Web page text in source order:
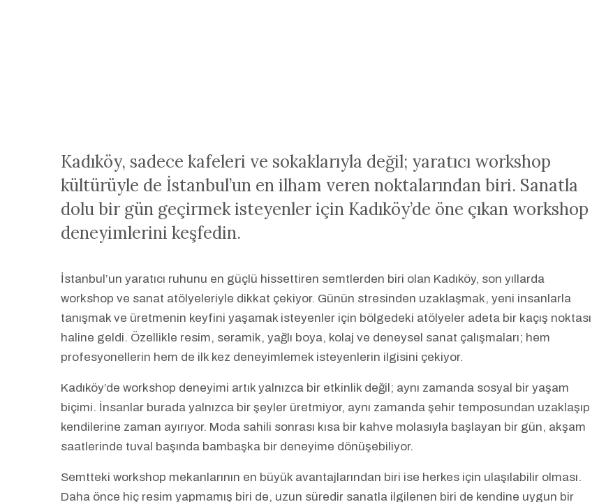
Kadıköy, sadece kafeleri ve sokaklarıyla değil; yaratıcı workshop
kültürüyle de İstanbul’un en ilham veren noktalarından biri. Sanatla
dolu bir gün geçirmek isteyenler için Kadıköy’de öne çıkan workshop
deneyimlerini keşfedin.
İstanbul’un yaratıcı ruhunu en güçlü hissettiren semtlerden biri olan Kadıköy, son yıllarda
workshop ve sanat atölyeleriyle dikkat çekiyor. Günün stresinden uzaklaşmak, yeni insanlarla
tanışmak ve üretmenin keyfini yaşamak isteyenler için bölgedeki atölyeler adeta bir kaçış noktası
haline geldi. Özellikle resim, seramik, yağlı boya, kolaj ve deneysel sanat çalışmaları; hem
profesyonellerin hem de ilk kez deneyimlemek isteyenlerin ilgisini çekiyor.
Kadıköy’de workshop deneyimi artık yalnızca bir etkinlik değil; aynı zamanda sosyal bir yaşam
biçimi. İnsanlar burada yalnızca bir şeyler üretmiyor, aynı zamanda şehir temposundan uzaklaşıp
kendilerine zaman ayırıyor. Moda sahili sonrası kısa bir kahve molasıyla başlayan bir gün, akşam
saatlerinde tuval başında bambaşka bir deneyime dönüşebiliyor.
Semtteki workshop mekanlarının en büyük avantajlarından biri ise herkes için ulaşılabilir olması.
Daha önce hiç resim yapmamış biri de, uzun süredir sanatla ilgilenen biri de kendine uygun bir